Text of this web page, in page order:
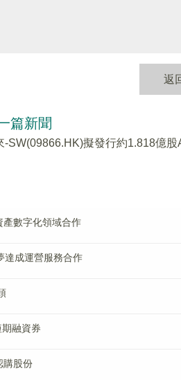
返
篇新聞
-SW(09866.HK)擬發行約1.818億股
數字化領域合作
達成運營服務合作
融資券
購股份